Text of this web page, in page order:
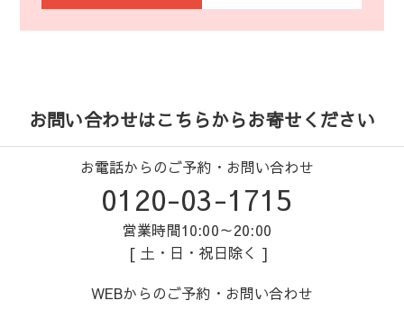
お問い合わせはこちらからお寄せください
お電話からのご予約・お問い合わせ
0120-03-1715
営業時間10:00～20:00
[ 土・日・祝日除く ]
WEBからのご予約・お問い合わせ